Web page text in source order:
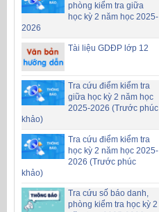
phòng kiểm tra giữa
học kỳ 2 năm học 2025-
2026
Tài liệu GDĐP lớp 12
Tra cứu điểm kiểm tra
giữa học kỳ 2 năm học
2025-2026 (Trước phúc
khảo)
Tra cứu điểm kiểm tra
học kỳ 2 năm học 2025-
2026 (Trước phúc
khảo)
Tra cứu số báo danh,
phòng kiểm tra học kỳ 2